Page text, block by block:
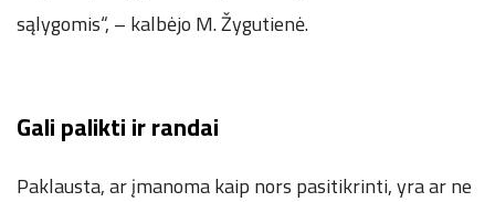
sąlygomis“, – kalbėjo M. Žygutienė.
Gali palikti ir randai
Paklausta, ar įmanoma kaip nors pasitikrinti, yra ar ne